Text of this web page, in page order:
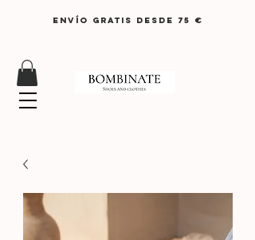
ENVÍO GRATIS DESDE 75 €